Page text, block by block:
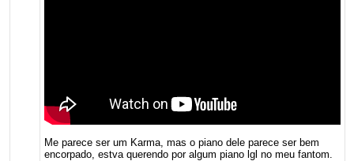
Me parece ser um Karma, mas o piano dele parece ser bem
encorpado, estva querendo por algum piano lgl no meu fantom.